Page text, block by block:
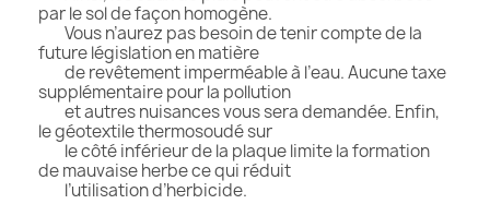
par le sol de façon homogène.
Vous n’aurez pas besoin de tenir compte de la
future législation en matière
de revêtement imperméable à l’eau. Aucune taxe
supplémentaire pour la pollution
et autres nuisances vous sera demandée. Enfin,
le géotextile thermosoudé sur
le côté inférieur de la plaque limite la formation
de mauvaise herbe ce qui réduit
l’utilisation d’herbicide.